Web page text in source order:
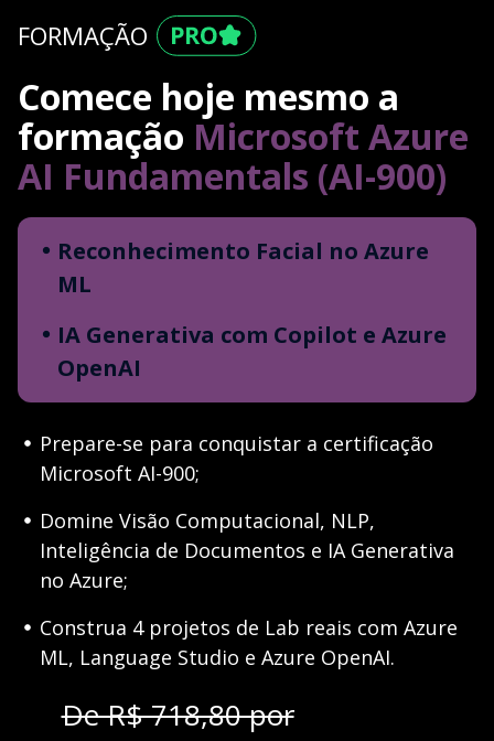
FORMAÇÃO
Comece hoje mesmo a
formação Microsoft Azure
AI Fundamentals (AI-900)
Reconhecimento Facial no Azure
ML
IA Generativa com Copilot e Azure
OpenAI
Prepare-se para conquistar a certificação
Microsoft AI-900;
Domine Visão Computacional, NLP,
Inteligência de Documentos e IA Generativa
no Azure;
Construa 4 projetos de Lab reais com Azure
ML, Language Studio e Azure OpenAI.
De R$ 718,80 por